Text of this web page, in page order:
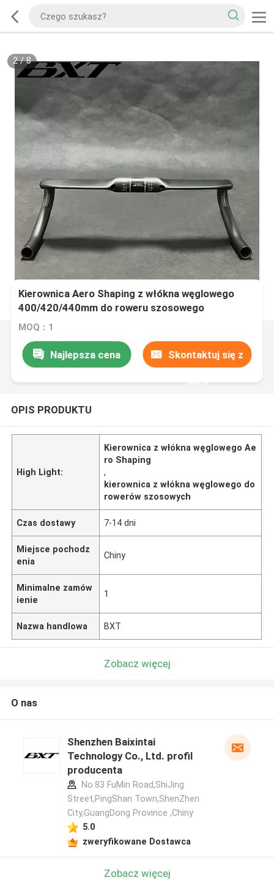
2/8
Kierownica Aero Shaping z włókna węglowego
400/420/440mm do roweru szosowego
MOQ：1
Najlepsza cena Skontaktuj się z
nami
OPIS PRODUKTU
High Light:
Kierownica z włókna węglowego Ae
ro Shaping
,
kierownica z włókna węglowego do
rowerów szosowych
Czas dostawy 7-14 dni
Miejsce pochodz
enia
Chiny
Minimalne zamów
ienie
1
Nazwa handlowa BXT
Zobacz więcej
O nas
Shenzhen Baixintai
Technology Co., Ltd. profil
producenta
No.83 FuMin Road,ShiJing
Street,PingShan Town,ShenZhen
City,GuangDong Province ,Chiny
5.0
zweryfikowane Dostawca
Zobacz więcej